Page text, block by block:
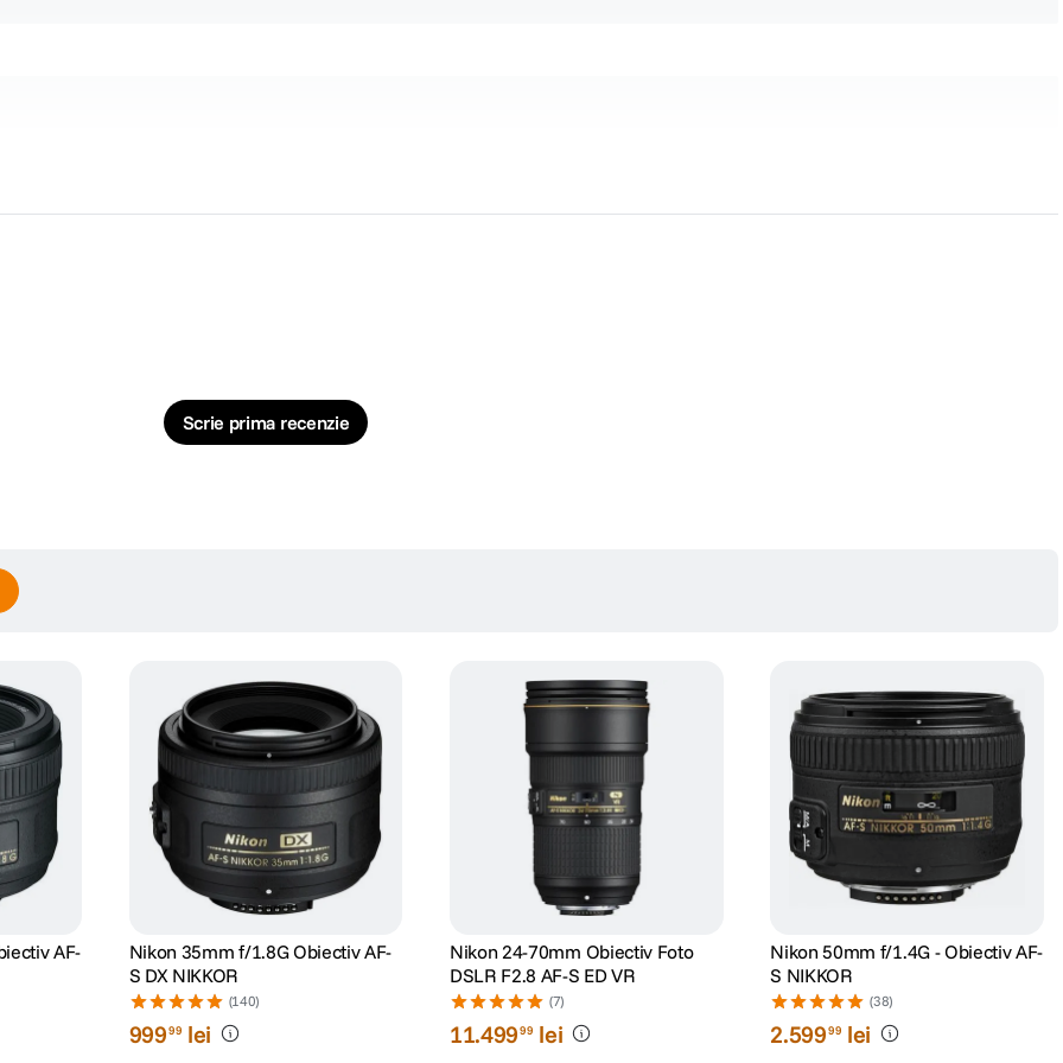
Scrie prima recenzie
AF-
Nikon 35mm f/1.8G Obiectiv AF-
S DX NIKKOR
(140)
99999 lei
Nikon 24-70mm Obiectiv Foto
DSLR F2.8 AF-S ED VR
(7)
11.49999 lei
Nikon 50mm f/1.4G - Obiectiv AF-
S NIKKOR
(38)
2.59999 lei